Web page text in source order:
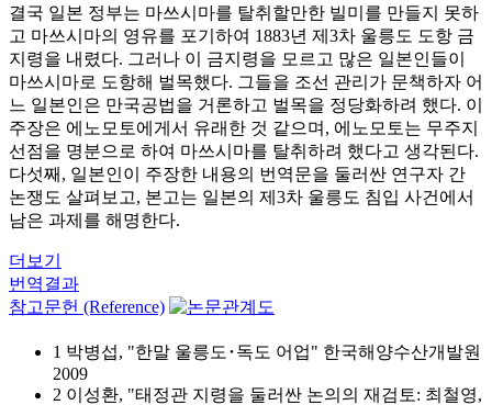
결국 일본 정부는 마쓰시마를 탈취할만한 빌미를 만들지 못하
고 마쓰시마의 영유를 포기하여 1883년 제3차 울릉도 도항 금
지령을 내렸다. 그러나 이 금지령을 모르고 많은 일본인들이
마쓰시마로 도항해 벌목했다. 그들을 조선 관리가 문책하자 어
느 일본인은 만국공법을 거론하고 벌목을 정당화하려 했다. 이
주장은 에노모토에게서 유래한 것 같으며, 에노모토는 무주지
선점을 명분으로 하여 마쓰시마를 탈취하려 했다고 생각된다.
다섯째, 일본인이 주장한 내용의 번역문을 둘러싼 연구자 간
논쟁도 살펴보고, 본고는 일본의 제3차 울릉도 침입 사건에서
남은 과제를 해명한다.
더보기
번역결과
참고문헌 (Reference)
1 박병섭, "한말 울릉도･독도 어업" 한국해양수산개발원
2009
2 이성환, "태정관 지령을 둘러싼 논의의 재검토: 최철영,